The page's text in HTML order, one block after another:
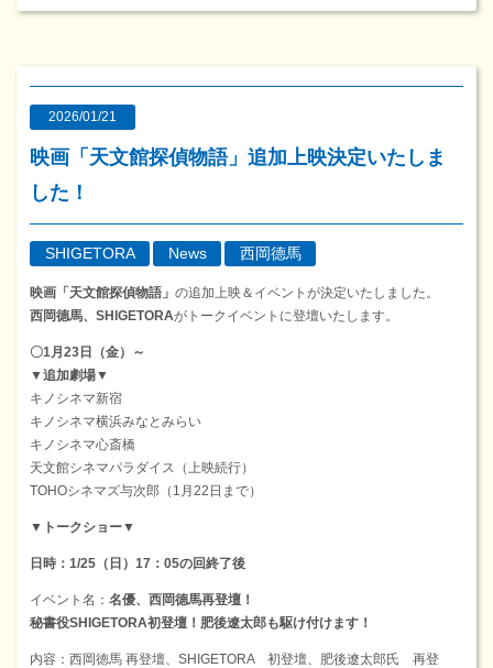
2026/01/21
映画「天文館探偵物語」追加上映決定いたしま
した！
SHIGETORA News 西岡德馬
映画「天文館探偵物語」 の追加上映＆イベントが決定いたしました。
西岡德馬、SHIGETORAがトークイベントに登壇いたします。
〇1月23日（金）～
▼追加劇場▼
キノシネマ新宿
キノシネマ横浜みなとみらい
キノシネマ心斎橋
天文館シネマパラダイス（上映続行）
TOHOシネマズ与次郎（1月22日まで）
▼トークショー▼
日時：1/25（日）17：05の回終了後
イベント名： 名優、 西岡德馬再登壇！
秘書役SHIGETORA初登壇！肥後遼太郎も駆け付けます！
内容：西岡徳馬 再登壇、SHIGETORA 初登壇、肥後遼太郎氏 再登